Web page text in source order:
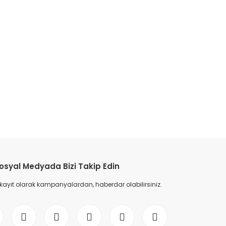
Medyada Bizi Takip Edin
olarak kampanyalardan, haberdar olabilirsiniz.